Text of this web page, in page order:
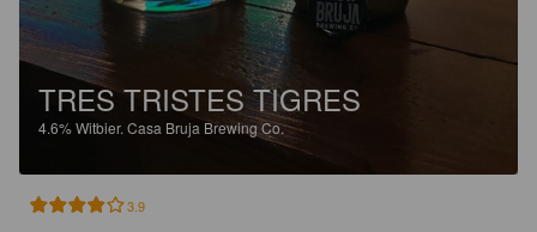
TRES TRISTES TIGRES
4.6%Witbier. Casa Bruja Brewing Co.
3.9